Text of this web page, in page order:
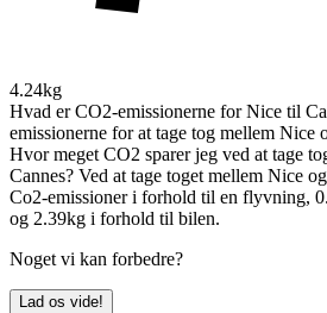
4.24kg
Hvad er CO2-emissionerne for Nice til
emissionerne for at tage tog mellem Nice
Hvor meget CO2 sparer jeg ved at tage
Cannes? Ved at tage toget mellem Nice
Co2-emissioner i forhold til en flyvning,
og 2.39kg i forhold til bilen.
Noget vi kan forbedre?
Lad os vide!